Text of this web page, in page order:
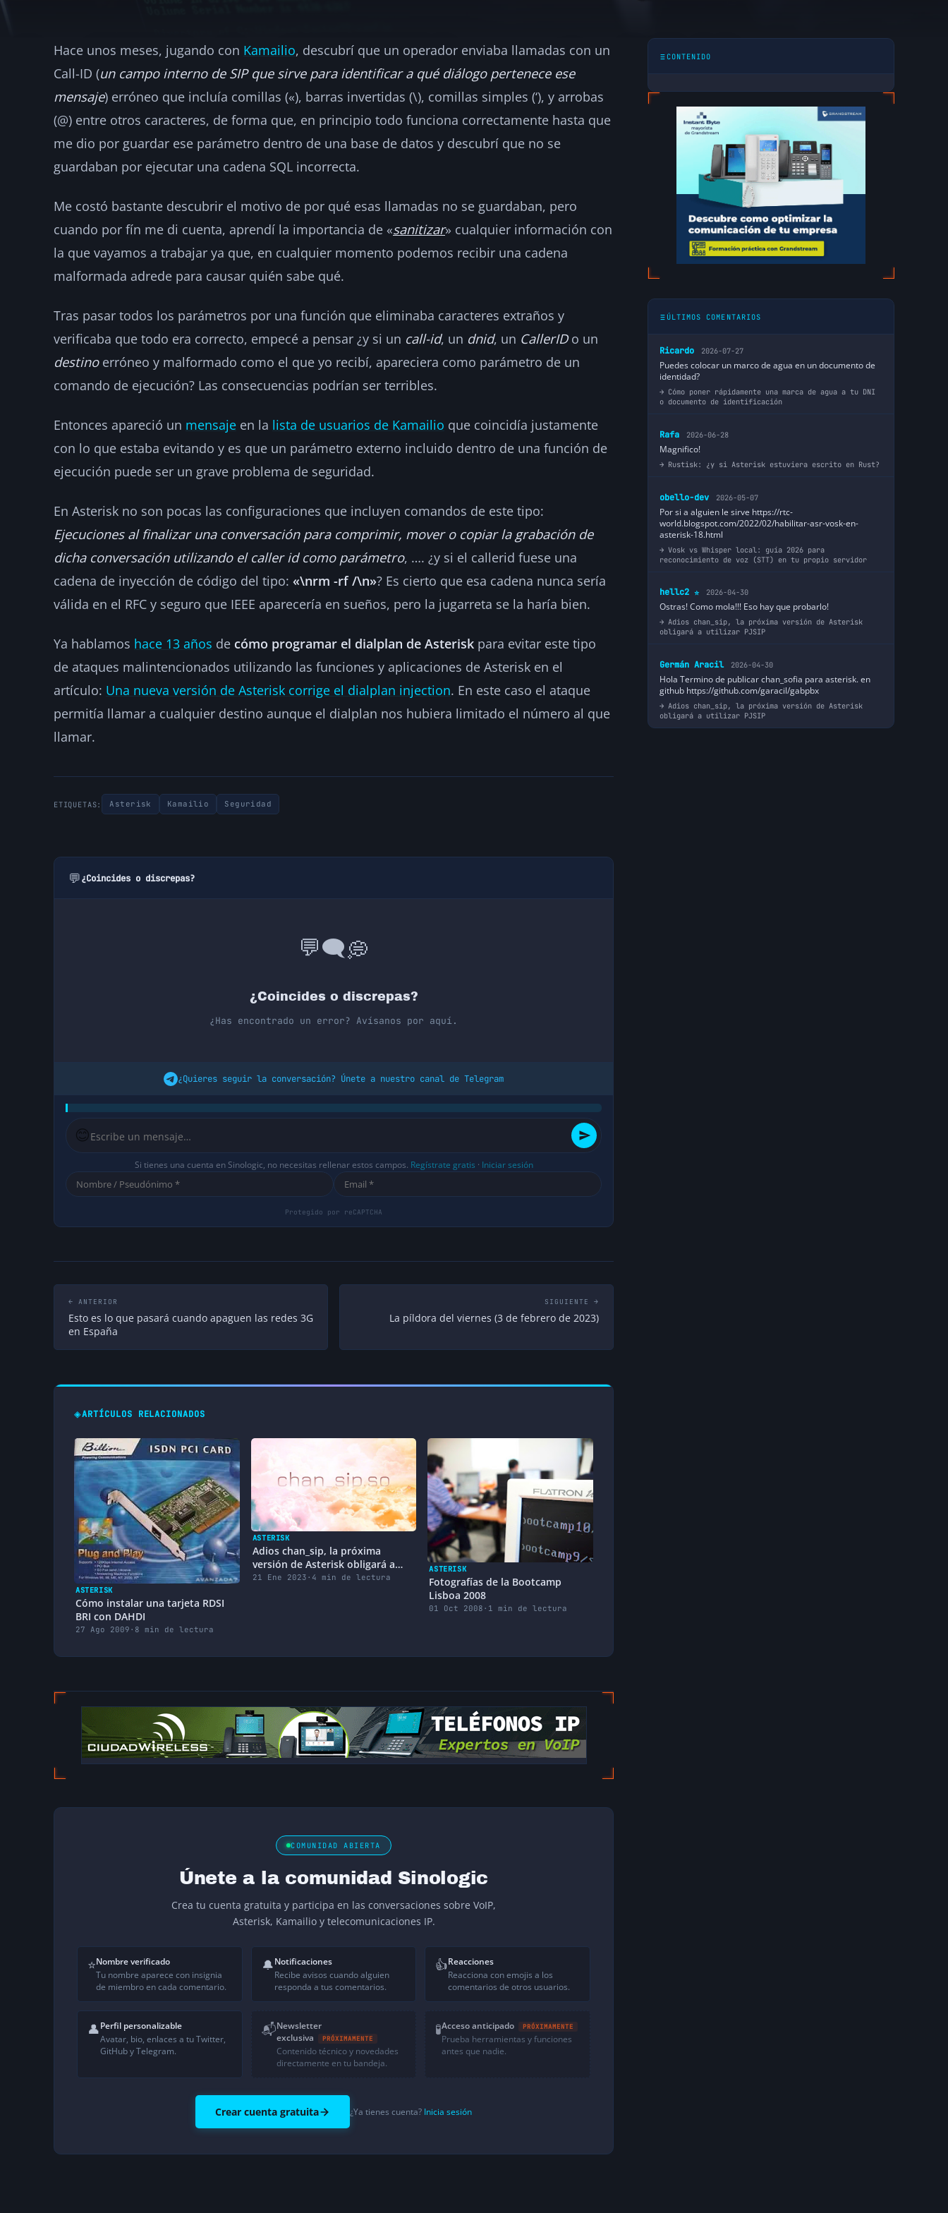
Los EXEC y los SYSTEM los carga el diablo
ASTERISK ·2023-02-01· 2 min de lectura· Por hellc2
Hace unos meses, jugando con Kamailio, descubrí que un operador enviaba llamadas con un
Call-ID (un campo interno de SIP que sirve para identificar a qué diálogo pertenece ese
mensaje) erróneo que incluía comillas («), barras invertidas (\), comillas simples (‘), y arrobas
(@) entre otros caracteres, de forma que, en principio todo funciona correctamente hasta que
me dio por guardar ese parámetro dentro de una base de datos y descubrí que no se
guardaban por ejecutar una cadena SQL incorrecta.
Me costó bastante descubrir el motivo de por qué esas llamadas no se guardaban, pero
cuando por fín me di cuenta, aprendí la importancia de «sanitizar» cualquier información con
la que vayamos a trabajar ya que, en cualquier momento podemos recibir una cadena
malformada adrede para causar quién sabe qué.
Tras pasar todos los parámetros por una función que eliminaba caracteres extraños y
verificaba que todo era correcto, empecé a pensar ¿y si un call-id, un dnid, un CallerIDo un
destinoerróneo y malformado como el que yo recibí, apareciera como parámetro de un
comando de ejecución? Las consecuencias podrían ser terribles.
Entonces apareció un mensaje en la lista de usuarios de Kamailio que coincidía justamente
con lo que estaba evitando y es que un parámetro externo incluido dentro de una función de
ejecución puede ser un grave problema de seguridad.
En Asterisk no son pocas las configuraciones que incluyen comandos de este tipo:
Ejecuciones al finalizar una conversación para comprimir, mover o copiar la grabación de
dicha conversación utilizando el caller id como parámetro, …. ¿y si el callerid fuese una
cadena de inyección de código del tipo: «\nrm -rf /\n»? Es cierto que esa cadena nunca sería
válida en el RFC y seguro que IEEE aparecería en sueños, pero la jugarreta se la haría bien.
Ya hablamos hace 13 años de cómo programar el dialplan de Asterisk para evitar este tipo
de ataques malintencionados utilizando las funciones y aplicaciones de Asterisk en el
artículo: Una nueva versión de Asterisk corrige el dialplan injection. En este caso el ataque
permitía llamar a cualquier destino aunque el dialplan nos hubiera limitado el número al que
llamar.
ETIQUETAS: Asterisk Kamailio Seguridad
💬¿Coincides o discrepas?
💬🗨️💭
¿Coincides o discrepas?
¿Has encontrado un error? Avísanos por aquí.
¿Quieres seguir la conversación? Únete a nuestro canal de Telegram
😊
Si tienes una cuenta en Sinologic, no necesitas rellenar estos campos. Regístrate gratis · Iniciar sesión
← ANTERIOR
Esto es lo que pasará cuando apaguen las redes 3G
en España
SIGUIENTE →
La píldora del viernes (3 de febrero de 2023)
◈ARTÍCULOS RELACIONADOS
ASTERISK
Cómo instalar una tarjeta RDSI
BRI con DAHDI
27 Ago 2009 · 8 min de lectura
ASTERISK
Adios chan_sip, la próxima
versión de Asterisk obligará a
utilizar PJSIP
21 Ene 2023 · 4 min de lectura
ASTERISK
Fotografías de la Bootcamp
Lisboa 2008
01 Oct 2008 · 1 min de lectura
COMUNIDAD ABIERTA
Únete a la comunidad Sinologic
Crea tu cuenta gratuita y participa en las conversaciones sobre VoIP,
Asterisk, Kamailio y telecomunicaciones IP.
⭐Nombre verificado
Tu nombre aparece con insignia
de miembro en cada comentario.
🔔Notificaciones
Recibe avisos cuando alguien
responda a tus comentarios.
👍Reacciones
Reacciona con emojis a los
comentarios de otros usuarios.
👤Perfil personalizable
Avatar, bio, enlaces a tu Twitter,
GitHub y Telegram.
📬Newsletter
exclusiva
PRÓXIMAMENTE
Contenido técnico y novedades
directamente en tu bandeja.
🧪Acceso anticipado PRÓXIMAMENTE
Prueba herramientas y funciones
antes que nadie.
Crear cuenta gratuita ¿Ya tienes cuenta? Inicia sesión
CONTENIDO
ÚLTIMOS COMENTARIOS
Ricardo 2026-07-27
Puedes colocar un marco de agua en un documento de
identidad?
Cómo poner rápidamente una marca de agua a tu DNI
o documento de identificación
Rafa 2026-06-28
Magnifico!
Rustisk: ¿y si Asterisk estuviera escrito en Rust?
obello-dev 2026-05-07
Por si a alguien le sirve https://rtc-
world.blogspot.com/2022/02/habilitar-asr-vosk-en-
asterisk-18.html
Vosk vs Whisper local: guía 2026 para
reconocimiento de voz (STT) en tu propio servidor
hellc2 ⭐ 2026-04-30
Ostras! Como mola!!! Eso hay que probarlo!
Adios chan_sip, la próxima versión de Asterisk
obligará a utilizar PJSIP
Germán Aracil 2026-04-30
Hola Termino de publicar chan_sofia para asterisk. en
github https://github.com/garacil/gabpbx
Adios chan_sip, la próxima versión de Asterisk
obligará a utilizar PJSIP